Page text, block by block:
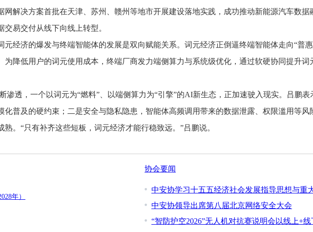
决方案首批在天津、苏州、赣州等地市开展建设落地实践，成功推动新能源汽车数据
易交付从线下向线上转型。
济的爆发与终端智能体的发展是双向赋能关系。词元经济正倒逼终端智能体走向“普
降低用户的词元使用成本，终端厂商发力端侧算力与系统级优化，通过软硬协同提升
透，一个以词元为“燃料”、以端侧算力为“引擎”的AI新生态，正加速驶入现实。吕鹏表
普及的硬约束；二是安全与隐私隐患，智能体高频调用带来的数据泄露、权限滥用等
。“只有补齐这些短板，词元经济才能行稳致远。”吕鹏说。
年）
协会要闻
中安协学习十五五经济社会发展指导思想与重
中安协领导出席第八届北京网络安全大会
“智防护空2026”无人机对抗赛说明会以线上+线